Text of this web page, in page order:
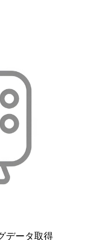
データ取得